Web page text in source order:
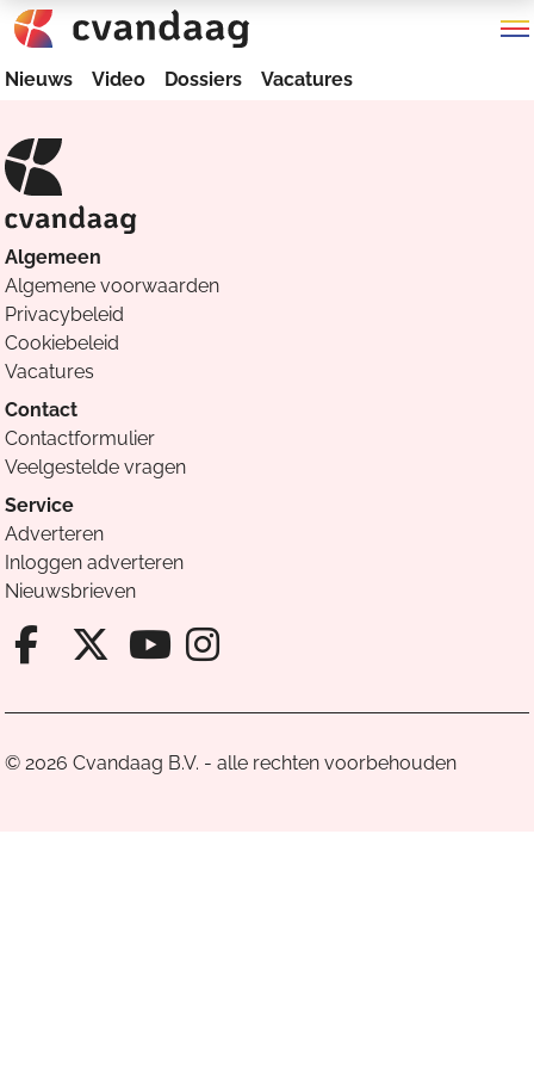
Nieuws Video Dossiers Vacatures
Algemeen
Algemene voorwaarden
Privacybeleid
Cookiebeleid
Vacatures
Contact
Contactformulier
Veelgestelde vragen
Service
Adverteren
Inloggen adverteren
Nieuwsbrieven
Facebook van Cvandaag
X van Cvandaag
Instagram van
© 2026 Cvandaag B.V. - alle rechten voorbehouden